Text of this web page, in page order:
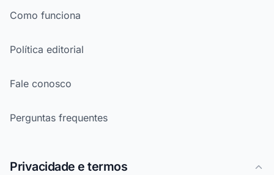
Como funciona
Política editorial
Fale conosco
Perguntas frequentes
Privacidade e termos